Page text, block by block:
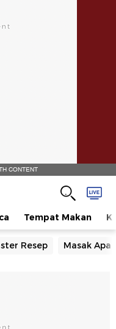
CONTENT
Tempat Makan
Resep Masak Apa